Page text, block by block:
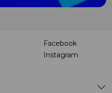
Facebook
Instagram